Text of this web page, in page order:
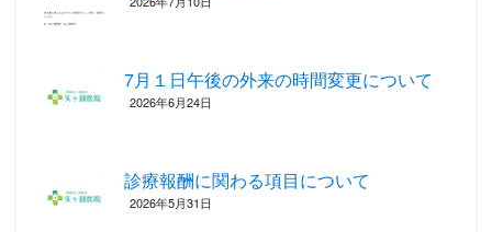
7月１日午後の外来の時間変更について
2026年6月24日
診療報酬に関わる項目について ‎
2026年5月31日